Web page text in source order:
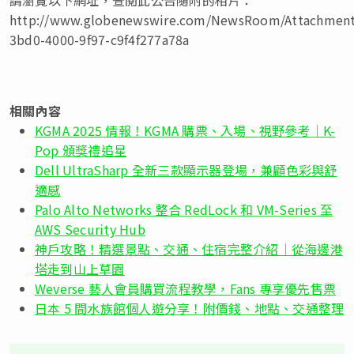
http://www.globenewswire.com/NewsRoom/
3bd0-4000-9f97-c9f4f277a78a
相關內容
KGMA 2025 情報！KGMA 購票、入場、視野參考｜K-
Pop 頒獎禮追星
Dell UltraSharp 全新三款顯示器登場，兼顧色彩與舒
適感
Palo Alto Networks 整合 RedLock 和 VM-Series 至
AWS Security Hub
神戶攻略！精選景點、交通、住宿完整介紹｜從海邊港
塔走到山上草園
Weverse 藝人會員購買流程教學，Fans 專享優先售票
日本 5 間水族館個人遊分享！附價錢、地點、交通整理